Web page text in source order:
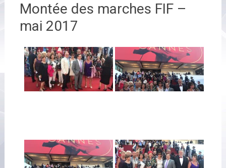
Montée des marches FIF –
mai 2017